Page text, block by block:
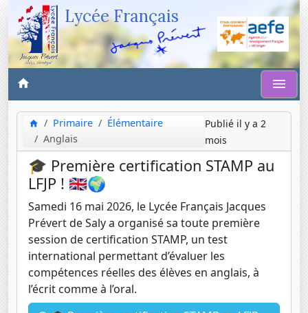
Lycée Français
Primaire
Élémentaire
Anglais
Publié il y a 2
mois
🎓 Première certification STAMP au
LFJP ! 🇬🇧🌍
Samedi 16 mai 2026, le Lycée Français Jacques
Prévert de Saly a organisé sa toute première
session de certification STAMP, un test
international permettant d’évaluer les
compétences réelles des élèves en anglais, à
l’écrit comme à l’oral.